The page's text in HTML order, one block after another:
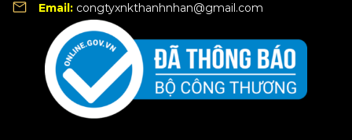
Email: congtyxnkthanhnhan@gmail.com